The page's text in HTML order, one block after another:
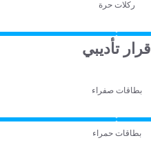
ركلات حرة
قرار تأديبي
بطاقات صفراء
بطاقات حمراء